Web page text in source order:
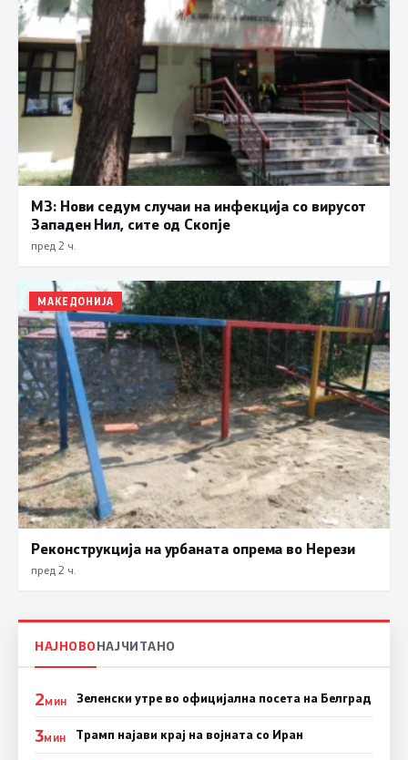
МЗ: Нови седум случаи на инфекција со вирусот
Западен Нил, сите од Скопје
пред 2 ч.
МАКЕДОНИЈА
Реконструкција на урбаната опрема во Нерези
пред 2 ч.
НАЈНОВОНАЈЧИТАНО
2МИН Зеленски утре во официјална посета на Белград
3МИН Трамп најави крај на војната со Иран